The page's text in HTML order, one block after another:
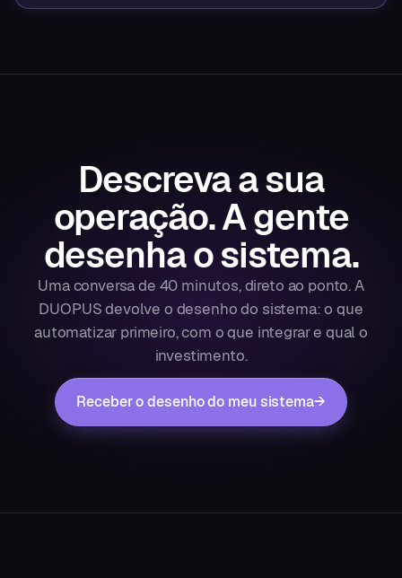
Descreva a sua
operação.A gente
desenha o sistema.
Uma conversa de 40 minutos, direto ao ponto. A
DUOPUS devolve o desenho do sistema: o que
automatizar primeiro, com o que integrar e qual o
investimento.
Receber o desenho do meu sistema→